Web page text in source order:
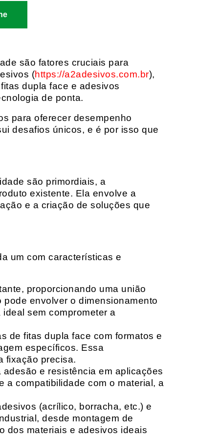
são fatores cruciais para
(https://a2adesivos.com.br),
dupla face e adesivos
de ponta.
para oferecer desempenho
desafios únicos, e é por isso que
são primordiais, a
existente. Ela envolve a
e a criação de soluções que
um com características e
proporcionando uma união
envolver o dimensionamento
sem comprometer a
de fitas dupla face com formatos e
específicos. Essa
fixação precisa.
e resistência em aplicações
a compatibilidade com o material, a
(acrílico, borracha, etc.) e
desde montagem de
dos materiais e adesivos ideais